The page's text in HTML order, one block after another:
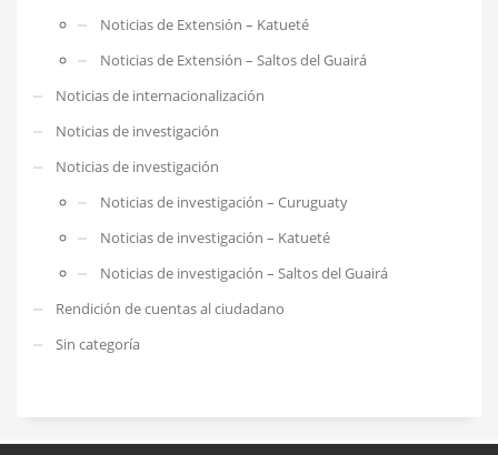
Noticias de Extensión – Katueté
Noticias de Extensión – Saltos del Guairá
Noticias de internacionalización
Noticias de investigación
Noticias de investigación
Noticias de investigación – Curuguaty
Noticias de investigación – Katueté
Noticias de investigación – Saltos del Guairá
Rendición de cuentas al ciudadano
Sin categoría